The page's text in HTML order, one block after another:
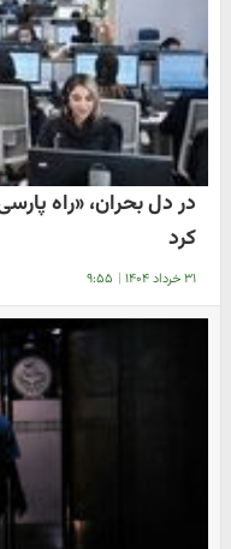
در دل بحران، «راه
کرد
۳۱ خرداد ۱۴۰۴ | ۹:۵۵